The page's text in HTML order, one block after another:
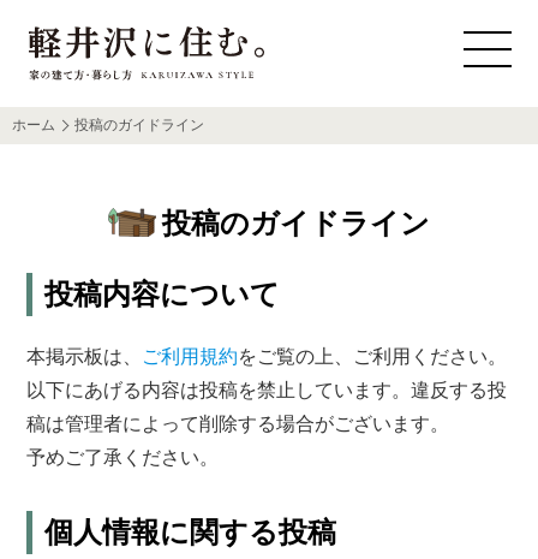
ホーム 投稿のガイドライン
投稿のガイドライン
投稿内容について
本掲示板は、 ご利用規約をご覧の上、ご利用ください。
以下にあげる内容は投稿を禁止しています。違反する投
稿は管理者によって削除する場合がございます。
予めご了承ください。
個人情報に関する投稿